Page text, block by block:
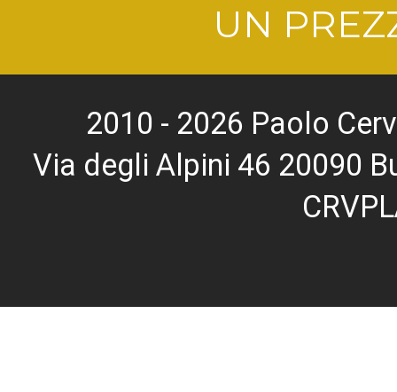
UN
2010 - 2026 Paolo
Via degli Alpini 46 20090